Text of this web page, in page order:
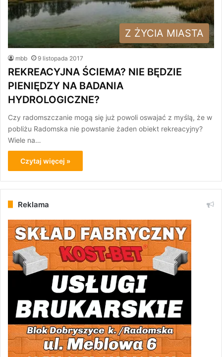
Z ŻYCIA MIASTA
mbb 9 listopada 2017
REKREACYJNA ŚCIEMA? NIE BĘDZIE
PIENIĘDZY NA BADANIA
HYDROLOGICZNE?
Czy radomszczanie mogą się już powoli oswajać z myślą, że w
pobliżu Radomska nie powstanie żaden obiekt rekreacyjny?
Wiele na…
Czytaj więcej »
Reklama